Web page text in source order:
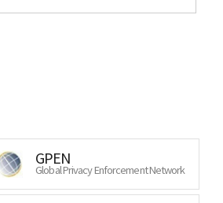
GPEN
Global Privacy Enforcement Network